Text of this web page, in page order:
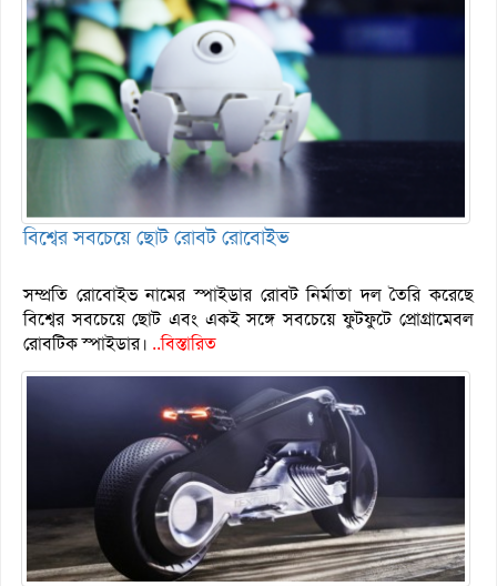
বিশ্বের সবচেয়ে ছোট রোবট রোবোইভ
সম্প্রতি রোবোইভ নামের স্পাইডার রোবট নির্মাতা দল তৈরি করেছে
বিশ্বের সবচেয়ে ছোট এবং একই সঙ্গে সবচেয়ে ফুটফুটে প্রোগ্রামেবল
রোবটিক স্পাইডার। ..বিস্তারিত